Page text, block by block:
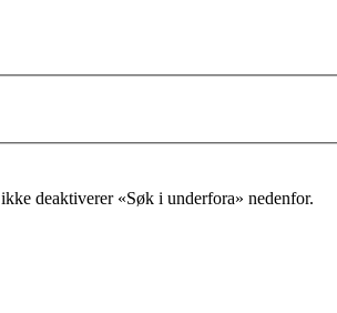
deaktiverer «Søk i underfora» nedenfor.